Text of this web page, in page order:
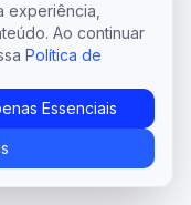
experiência,
Ao continuar
Política de
Essenciais